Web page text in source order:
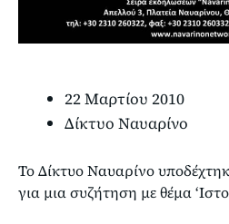
22 Μαρτίου 2010
Δίκτυο Ναυαρίνο
Το Δίκτυο Ναυαρίνο
για μια συζήτηση με θέμα